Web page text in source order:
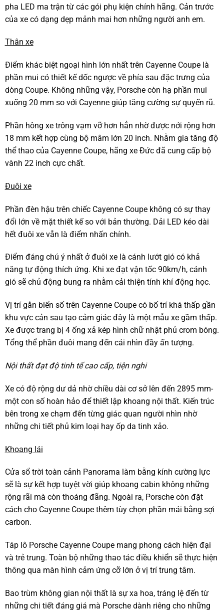
pha LED ma trận từ các gói phụ kiện chính hãng. Cản trước
của xe có dạng dẹp mảnh mai hơn những người anh em.
Thân xe
Điểm khác biệt ngoại hình lớn nhất trên Cayenne Coupe là
phần mui có thiết kế dốc ngược về phía sau đặc trưng của
dòng Coupe. Không những vậy, Porsche còn hạ phần mui
xuống 20 mm so với Cayenne giúp tăng cường sự quyến rũ.
Phần hông xe trông vạm vỡ hơn hẳn nhờ được nới rộng hơn
18 mm kết hợp cùng bộ mâm lớn 20 inch. Nhằm gia tăng độ
thể thao của Cayenne Coupe, hãng xe Đức đã cung cấp bộ
vành 22 inch cực chất.
Đuôi xe
Phần đèn hậu trên chiếc Cayenne Coupe không có sự thay
đổi lớn về mặt thiết kế so với bản thường. Dải LED kéo dài
hết đuôi xe vẫn là điểm nhấn chính.
Điểm đáng chú ý nhất ở đuôi xe là cánh lướt gió có khả
năng tự động thích ứng. Khi xe đạt vận tốc 90km/h, cánh
gió sẽ chủ động bung ra nhằm cải thiện tính khí động học.
Vị trí gắn biển số trên Cayenne Coupe có bố trí khá thấp gần
khu vực cản sau tạo cảm giác đây là một mẫu xe gầm thấp.
Xe được trang bị 4 ống xả kép hình chữ nhật phủ crom bóng.
Tổng thể phần đuôi mang đến cái nhìn đầy ấn tượng.
Nội thất đạt độ tinh tế cao cấp, tiện nghi
Xe có độ rộng dư dả nhờ chiều dài cơ sở lên đến 2895 mm-
một con số hoàn hảo để thiết lập khoang nội thất. Kiến trúc
bên trong xe chạm đến từng giác quan người nhìn nhờ
những chi tiết phủ kim loại hay ốp da tinh xảo.
Khoang lái
Cửa sổ trời toàn cảnh Panorama làm bằng kính cường lực
sẽ là sự kết hợp tuyệt vời giúp khoang cabin không những
rộng rãi mà còn thoáng đãng. Ngoài ra, Porsche còn đặt
cách cho Cayenne Coupe thêm tùy chọn phần mái bằng sợi
carbon.
Táp lô Porsche Cayenne Coupe mang phong cách hiện đại
và trẻ trung. Toàn bộ những thao tác điều khiển sẽ thực hiện
thông qua màn hình cảm ứng cỡ lớn ở vị trí trung tâm.
Bao trùm không gian nội thất là sự xa hoa, tráng lệ đến từ
những chi tiết đáng giá mà Porsche dành riêng cho những